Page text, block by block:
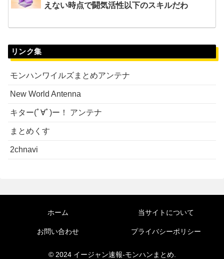
えない時点で闘気活性以下のスキルだわ
リンク集
モンハンワイルズまとめアンテナ
New World Antenna
キター(ﾟ∀ﾟ)ー！ アンテナ
まとめくす
2chnavi
ホーム 当サイトについて
お問い合わせ プライバシーポリシー
© 2024 イージャン速報-モンハンまとめ.